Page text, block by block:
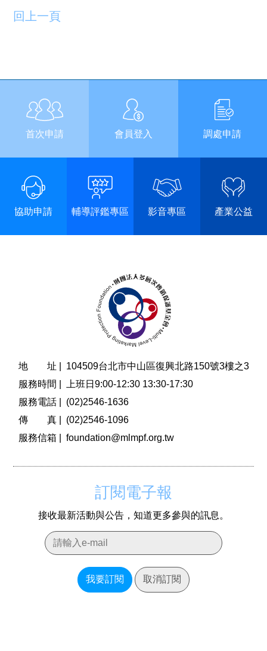
回上一頁
首次申請 會員登入 調處申請
協助申請 輔導評鑑專區 影音專區 產業公益
地 址 |
104509台北市中山區復興北路150號3樓之3
服務時間 |
上班日9:00-12:30 13:30-17:30
服務電話 |
(02)2546-1636
傳 真 |
(02)2546-1096
服務信箱 |
foundation@mlmpf.org.tw
訂閱電子報
接收最新活動與公告，知道更多參與的訊息。
我要訂閱 取消訂閱